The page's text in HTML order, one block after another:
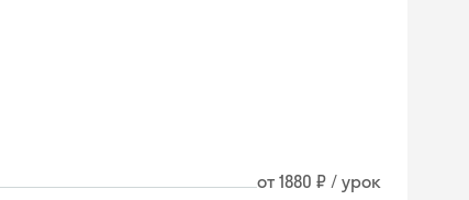
от 1880 ₽ / урок